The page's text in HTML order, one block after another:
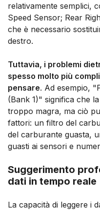
relativamente semplici,
Speed Sensor; Rear
che è necessario
destro.
Tuttavia, i problemi
spesso molto più
pensare. Ad esempio,
(Bank 1)" significa che
troppo magra, ma ciò
fattori: un filtro del
del carburante guasta,
guasti ai sensori e
Suggerimento
dati in tempo reale
La capacità di leggere i